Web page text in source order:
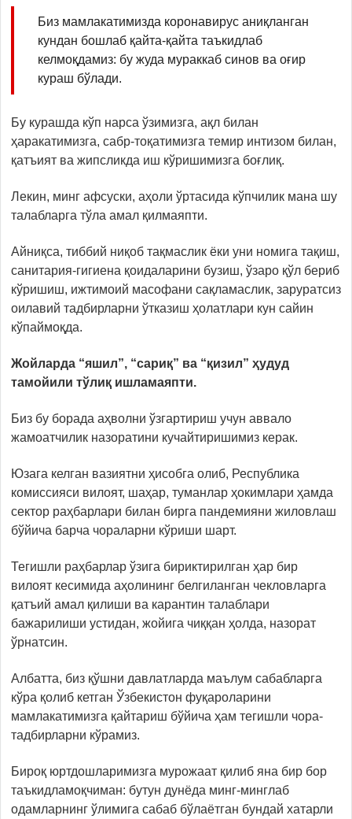
Биз мамлакатимизда коронавирус аниқланган
кундан бошлаб қайта-қайта таъкидлаб
келмоқдамиз: бу жуда мураккаб синов ва оғир
кураш бўлади.
Бу курашда кўп нарса ўзимизга, ақл билан
ҳаракатимизга, сабр-тоқатимизга темир интизом билан,
қатъият ва жипсликда иш кўришимизга боғлиқ.
Лекин, минг афсуски, аҳоли ўртасида кўпчилик мана шу
талабларга тўла амал қилмаяпти.
Айниқса, тиббий ниқоб тақмаслик ёки уни номига тақиш,
санитария-гигиена қоидаларини бузиш, ўзаро қўл бериб
кўришиш, ижтимоий масофани сақламаслик, заруратсиз
оилавий тадбирларни ўтказиш ҳолатлари кун сайин
кўпаймоқда.
Жойларда “яшил”, “сариқ” ва “қизил” ҳудуд
тамойили тўлиқ ишламаяпти.
Биз бу борада аҳволни ўзгартириш учун аввало
жамоатчилик назоратини кучайтиришимиз керак.
Юзага келган вазиятни ҳисобга олиб, Республика
комиссияси вилоят, шаҳар, туманлар ҳокимлари ҳамда
сектор раҳбарлари билан бирга пандемияни жиловлаш
бўйича барча чораларни кўриши шарт.
Тегишли раҳбарлар ўзига бириктирилган ҳар бир
вилоят кесимида аҳолининг белгиланган чекловларга
қатъий амал қилиши ва карантин талаблари
бажарилиши устидан, жойига чиққан ҳолда, назорат
ўрнатсин.
Албатта, биз қўшни давлатларда маълум сабабларга
кўра қолиб кетган Ўзбекистон фуқароларини
мамлакатимизга қайтариш бўйича ҳам тегишли чора-
тадбирларни кўрамиз.
Бироқ юртдошларимизга мурожаат қилиб яна бир бор
таъкидламоқчиман: бутун дунёда минг-минглаб
одамларнинг ўлимига сабаб бўлаётган бундай хатарли